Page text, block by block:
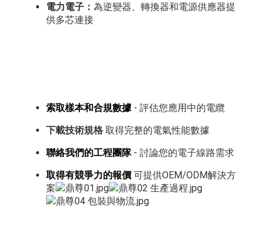
電力電子： 為逆變器、轉換器和電源供應器提
供多芯連接
索取樣本和合規數據- 評估您應用中的電纜
下載技術規格取得完整的電氣性能數據
聯絡我們的工程團隊- 討論您的電子線路需求
取得有競爭力的報價可提供OEM/ODM解決方
案